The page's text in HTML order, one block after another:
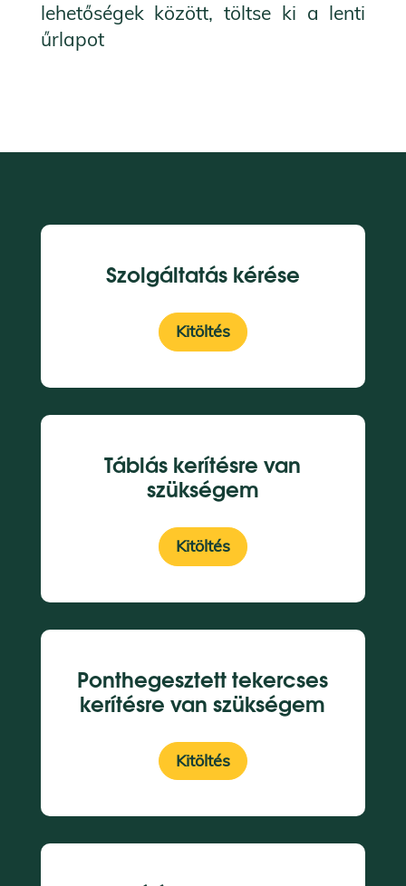
lehetőségek között, töltse ki a lenti
űrlapot
Szolgáltatás kérése
Kitöltés
Táblás kerítésre van
szükségem
Kitöltés
Ponthegesztett tekercses
kerítésre van szükségem
Kitöltés